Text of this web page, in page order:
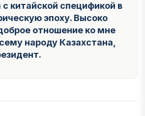
китайской спецификой в
эпоху. Высоко
отношение ко мне
народу Казахстана,